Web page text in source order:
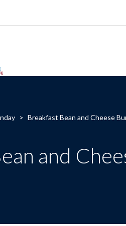
> Breakfast Bean and Cheese
and